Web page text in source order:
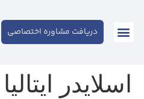
دریافت مشاوره اختصاصی
اسلایدر ایتالیا ۴